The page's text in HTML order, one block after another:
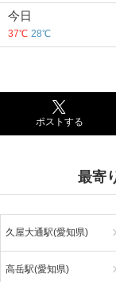
今日
37℃ 28℃
ポストする
最寄
久屋大通駅(愛知県)
高岳駅(愛知県)